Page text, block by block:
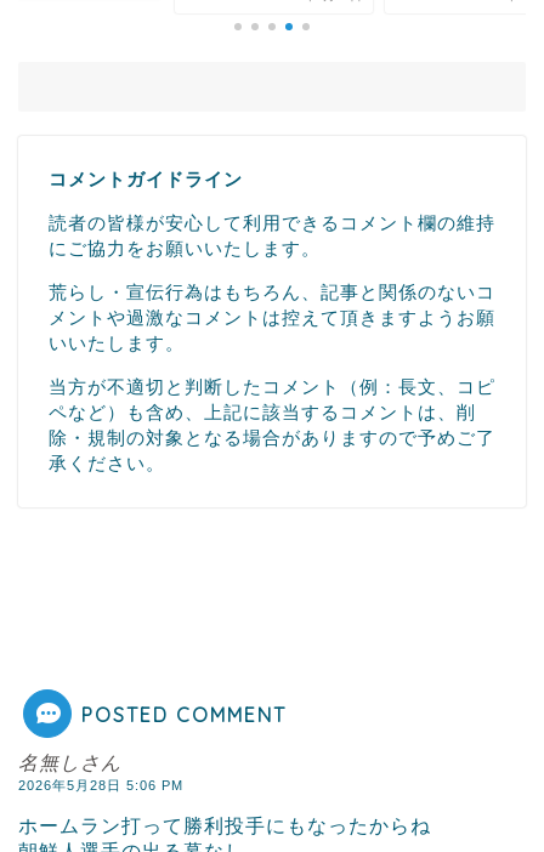
コメントガイドライン
読者の皆様が安心して利用できるコメント欄の維持
にご協力をお願いいたします。
荒らし・宣伝行為はもちろん、記事と関係のないコ
メントや過激なコメントは控えて頂きますようお願
いいたします。
当方が不適切と判断したコメント（例：長文、コピ
ペなど）も含め、上記に該当するコメントは、削
除・規制の対象となる場合がありますので予めご了
承ください。
POSTED COMMENT
名無しさん
2026年5月28日 5:06 PM
ホームラン打って勝利投手にもなったからね